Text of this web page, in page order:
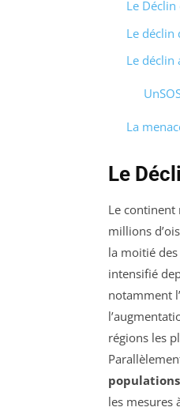
Le
Le déclin
Le déclin
La
Le
Le continent
millions
la moitié des
intensifié
notamment
régions les
les mesures